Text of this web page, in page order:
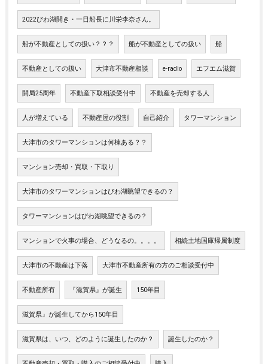
2022びわ湖開き・一日船長に川栄李奈さん。
船が不動産としての扱い？？？ 船が不動産としての扱い 船
不動産としての扱い 大津市不動産相談 e-radio エフエム滋賀
開局25周年 不動産下取相談受付中 不動産を売却する人
人が増えている 不動産屋の役割 自己紹介 タワーマンション
大津市のタワーマンションは何棟ある？？
マンション売却・買取・下取り
大津市のタワーマンションはびわ湖眺望できるの？
タワーマンションはびわ湖眺望できるの？
マンションで火事の場合、どうなるの。。。。 相続土地国庫帰属制度
大津市の不動産は下落 大津市不動産所有の方のご相談受付中
不動産所有 『滋賀県』が誕生 150年目
滋賀県』が誕生してから150年目
滋賀県は、いつ、どのように誕生したのか？ 誕生したのか？